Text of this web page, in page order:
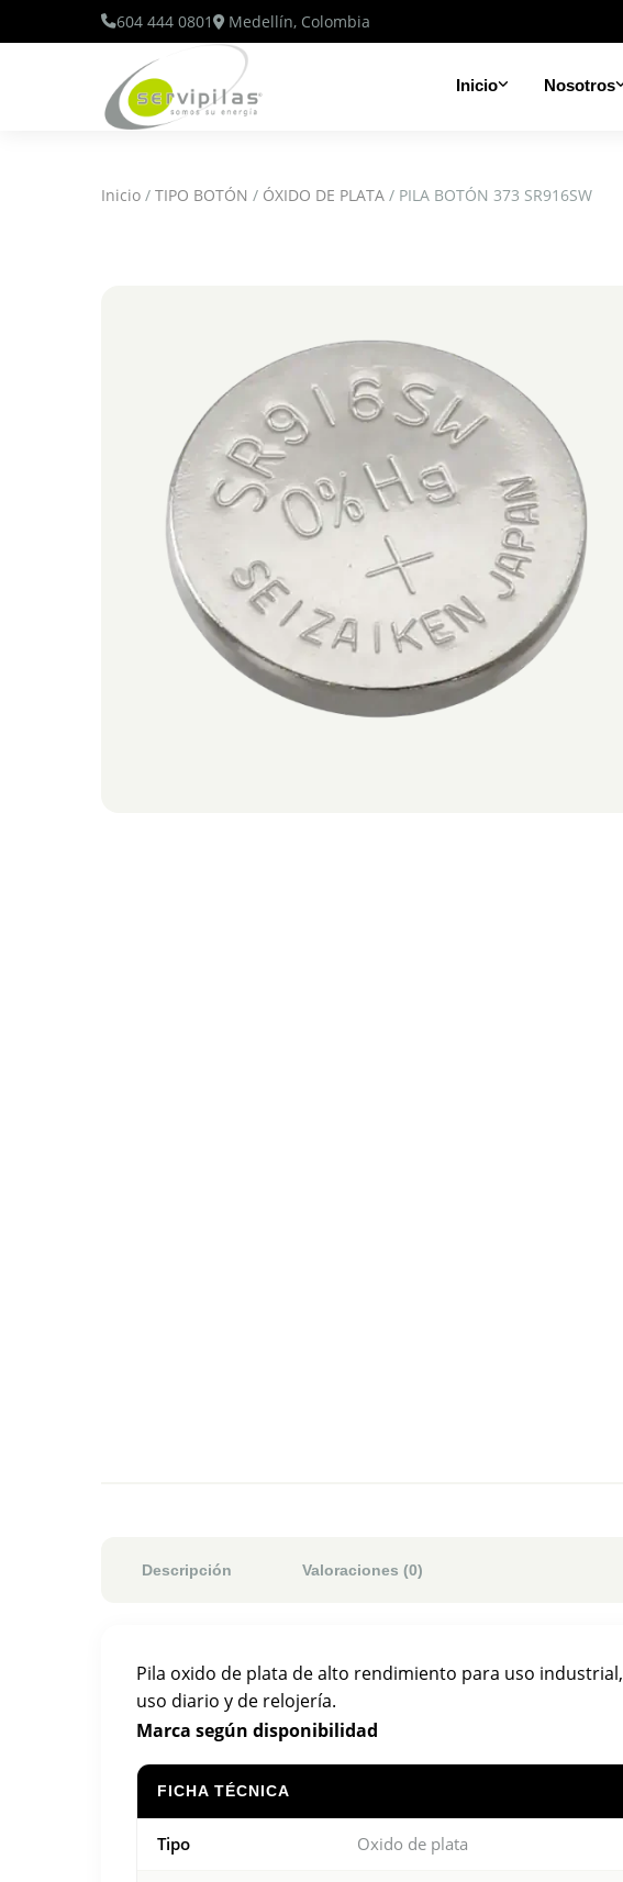
604 444 0801 Medellín, Colombia
Inicio Nosotros
Inicio / TIPO BOTÓN / ÓXIDO DE PLATA / PILA BOTÓN 373 SR916SW
Descripción Valoraciones (0)
Pila oxido de plata de alto rendimiento para uso industrial,
uso diario y de relojería.
Marca según disponibilidad
FICHA TÉCNICA
Tipo Oxido de plata